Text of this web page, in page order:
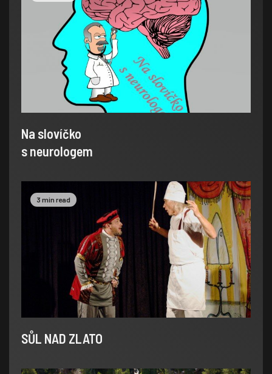
Na slovíčko
s neurologem
3 min read
SŮL NAD ZLATO